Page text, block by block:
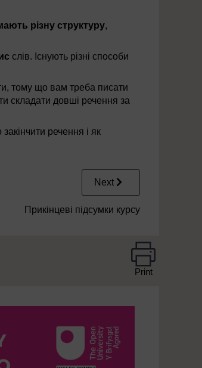
різну структуру,
слів. Існують різні способи
тому що вам треба писати
складати довші речення за
речення і як
Next
Прикінцеві підсумки курсу
Print